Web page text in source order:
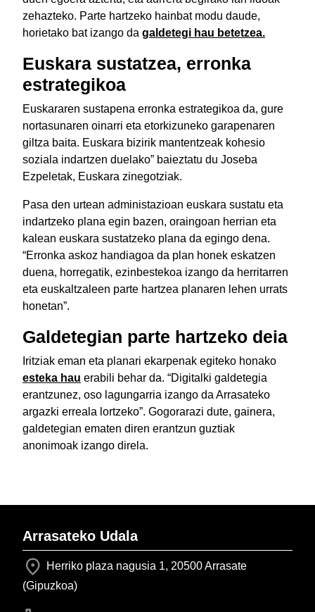
zehazteko. Parte hartzeko hainbat modu daude,
horietako bat izango da galdetegi hau betetzea.
Euskara sustatzea, erronka
estrategikoa
Euskararen sustapena erronka estrategikoa da, gure
nortasunaren oinarri eta etorkizuneko garapenaren
giltza baita. Euskara bizirik mantentzeak kohesio
soziala indartzen duelako” baieztatu du Joseba
Ezpeletak, Euskara zinegotziak.
Pasa den urtean administazioan euskara sustatu eta
indartzeko plana egin bazen, oraingoan herrian eta
kalean euskara sustatzeko plana da egingo dena.
“Erronka askoz handiagoa da plan honek eskatzen
duena, horregatik, ezinbestekoa izango da herritarren
eta euskaltzaleen parte hartzea planaren lehen urrats
honetan”.
Galdetegian parte hartzeko deia
Iritziak eman eta planari ekarpenak egiteko honako
esteka hau erabili behar da. “Digitalki galdetegia
erantzunez, oso lagungarria izango da Arrasateko
argazki erreala lortzeko”. Gogorarazi dute, gainera,
galdetegian ematen diren erantzun guztiak
anonimoak izango direla.
Arrasateko Udala
Herriko plaza nagusia 1, 20500 Arrasate
(Gipuzkoa)